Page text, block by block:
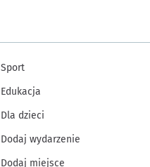
Sport
Edukacja
Dla dzieci
Dodaj wydarzenie
Dodaj miejsce